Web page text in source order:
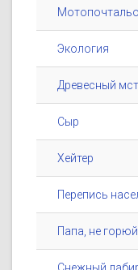
Экология
Древесный
Сыр
Хейтер
Перепись
Папа, не горюй